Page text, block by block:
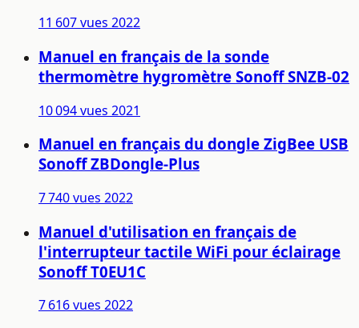
11 607 vues 2022
Manuel en français de la sonde
thermomètre hygromètre Sonoff SNZB-02
10 094 vues 2021
Manuel en français du dongle ZigBee USB
Sonoff ZBDongle-Plus
7 740 vues 2022
Manuel d'utilisation en français de
l'interrupteur tactile WiFi pour éclairage
Sonoff T0EU1C
7 616 vues 2022